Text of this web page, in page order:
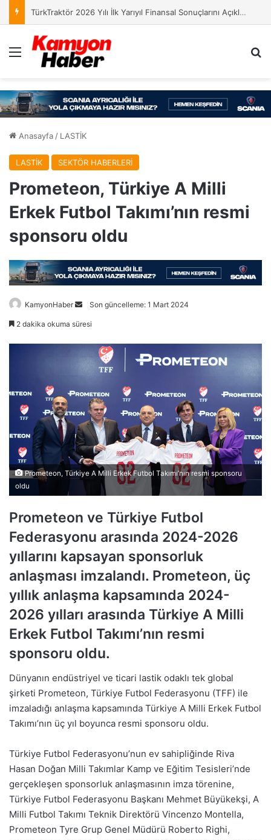
TürkTraktör 2026 Yılı İlk Yarıyıl Finansal Sonuçlarını Açıkladı
Menü
Anasayfa / LASTİK
LASTİK SEKTÖR HABERLERİ
Prometeon, Türkiye A Milli
Erkek Futbol Takımı’nın resmi
sponsoru oldu
KamyonHaber
Bir
göndermek
Son güncelleme: 1 Mart 2024
2 dakika okuma süresi
Prometeon, Türkiye A Milli Erkek Futbol Takımı’nın resmi sponsoru
oldu
Prometeon ve Türkiye Futbol
Federasyonu arasında 2024-2026
yıllarını kapsayan sponsorluk
anlaşması imzalandı. Prometeon, üç
yıllık anlaşma kapsamında 2024-
2026 yılları arasında Türkiye A Milli
Erkek Futbol Takımı’nın resmi
sponsoru oldu.
Dünyanın endüstriyel ve ticari lastik odaklı tek global
şirketi Prometeon, Türkiye Futbol Federasyonu (TFF) ile
imzaladığı anlaşma kapsamında Türkiye A Milli Erkek Futbol
Takımı’nın üç yıl boyunca resmi sponsoru oldu.
Türkiye Futbol Federasyonu’nun ev sahipliğinde Riva
Hasan Doğan Milli Takımlar Kamp ve Eğitim Tesisleri’nde
gerçekleşen sponsorluk anlaşmasının imza törenine,
Türkiye Futbol Federasyonu Başkanı Mehmet Büyükekşi, A
Milli Futbol Takımı Teknik Direktörü Vincenzo Montella,
Prometeon Tyre Grup Genel Müdürü Roberto Righi,